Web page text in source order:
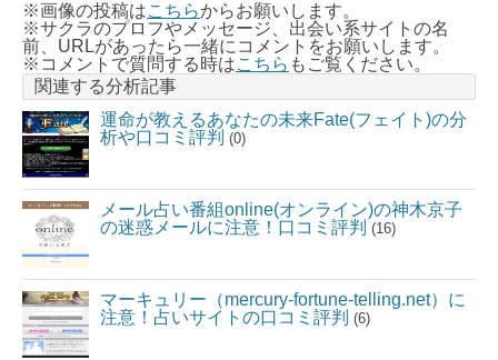
※画像の投稿はこちらからお願いします。
※サクラのプロフやメッセージ、出会い系サイトの名
前、URLがあったら一緒にコメントをお願いします。
※コメントで質問する時はこちら もご覧ください。
関連する分析記事
運命が教えるあなたの未来Fate(フェイト)の分
析や口コミ評判 (0)
メール占い番組online(オンライン)の神木京子
の迷惑メールに注意！口コミ評判 (16)
マーキュリー（mercury-fortune-telling.net）に
注意！占いサイトの口コミ評判 (6)